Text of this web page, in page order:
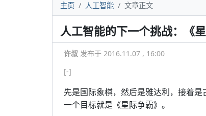
主页 人工智能 文章正文
人工智能的下一个挑战：《星
许叔 发布于 2016.11.07 , 16:00
[-]
先是国际象棋，然后是雅达利，接着
一个目标就是《星际争霸》。